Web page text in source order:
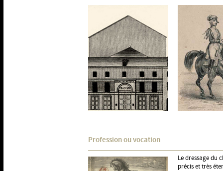
Profession ou vocation
Le dressage du
précis et très